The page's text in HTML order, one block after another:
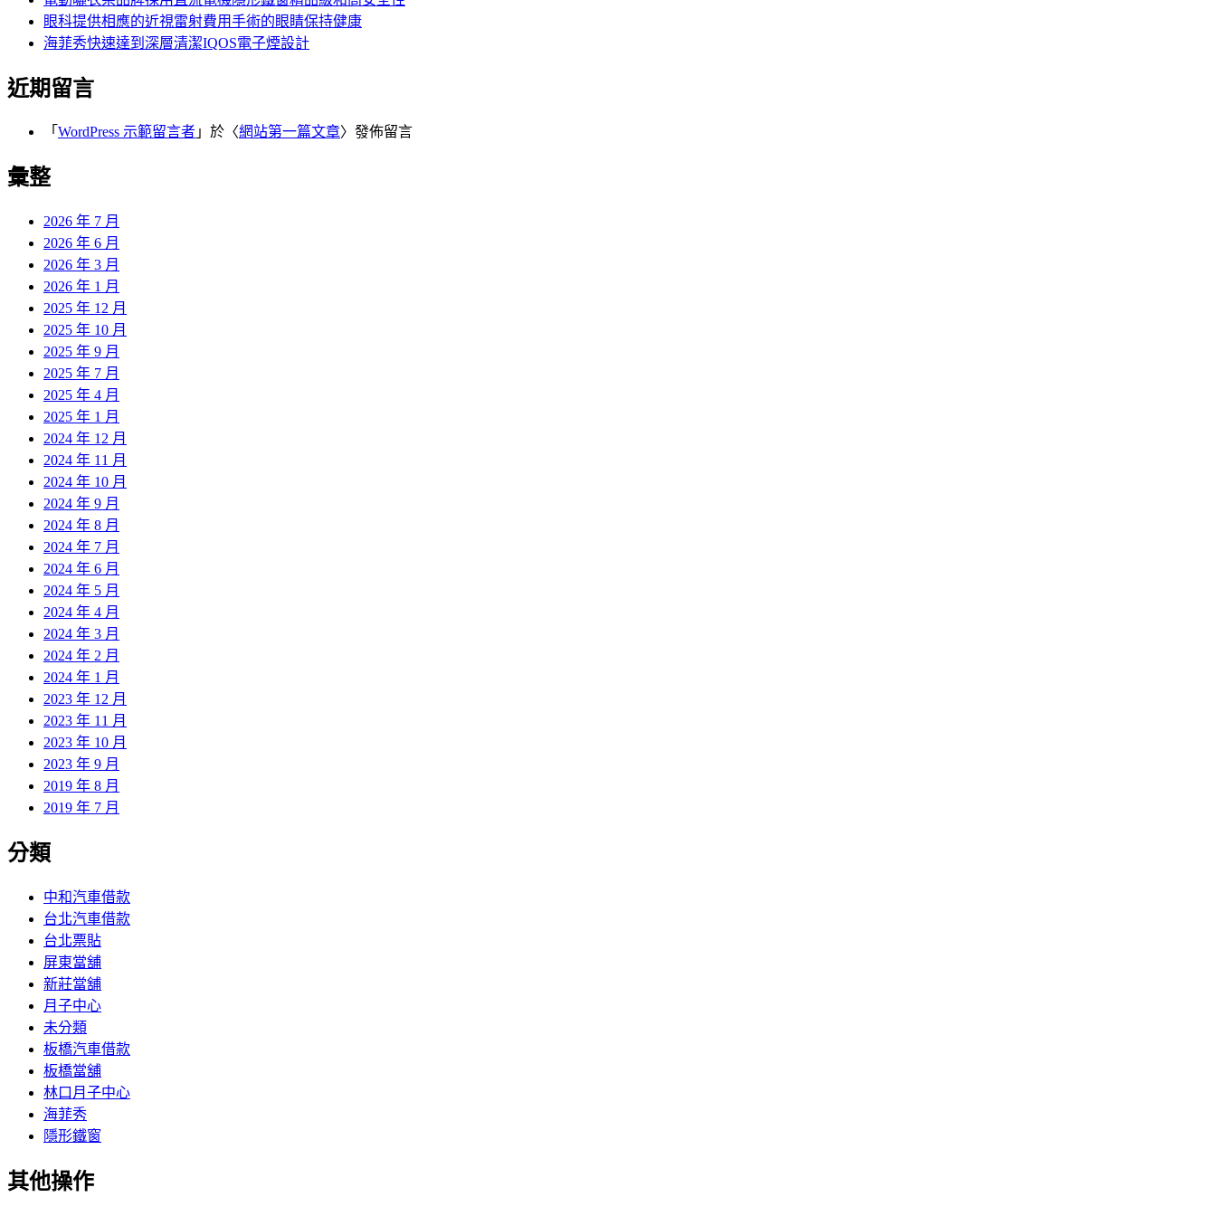
眼科提供相應的近視雷射費用手術的眼睛保持健康
海菲秀快速達到深層清潔IQOS電子煙設計
近期留言
「 WordPress 示範留言者 」於〈網站第一篇文章〉發佈留言
彙整
2026 年 7 月
2026 年 6 月
2026 年 3 月
2026 年 1 月
2025 年 12 月
2025 年 10 月
2025 年 9 月
2025 年 7 月
2025 年 4 月
2025 年 1 月
2024 年 12 月
2024 年 11 月
2024 年 10 月
2024 年 9 月
2024 年 8 月
2024 年 7 月
2024 年 6 月
2024 年 5 月
2024 年 4 月
2024 年 3 月
2024 年 2 月
2024 年 1 月
2023 年 12 月
2023 年 11 月
2023 年 10 月
2023 年 9 月
2019 年 8 月
2019 年 7 月
分類
中和汽車借款
台北汽車借款
台北票貼
屏東當舖
新莊當舖
月子中心
未分類
板橋汽車借款
板橋當舖
林口月子中心
海菲秀
隱形鐵窗
其他操作